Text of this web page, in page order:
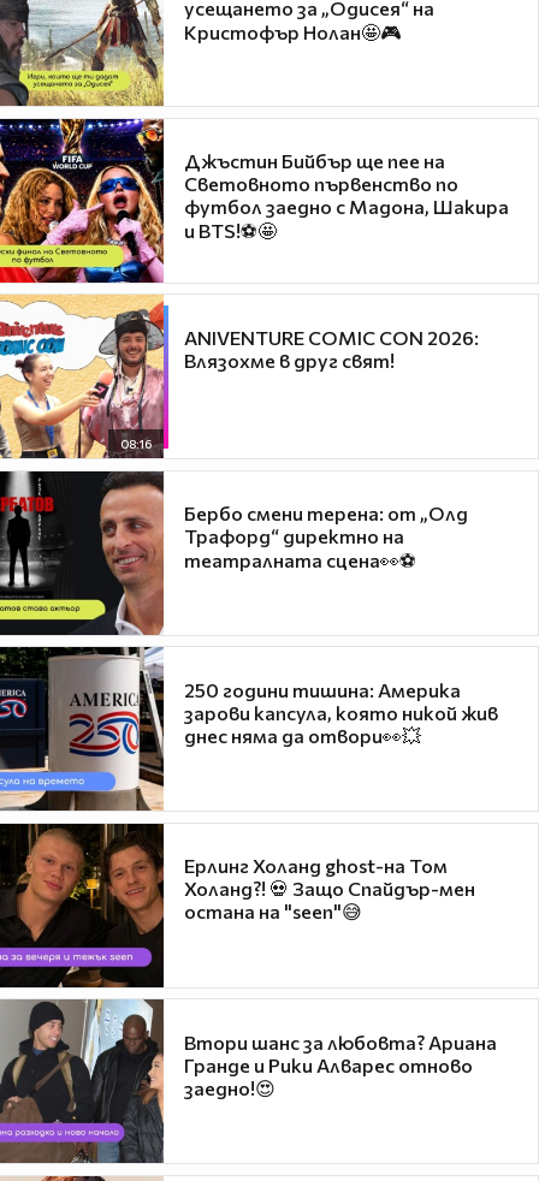
усещането за „Одисея“ на
Кристофър Нолан🤩🎮
Джъстин Бийбър ще пее на
Световното първенство по
футбол заедно с Мадона, Шакира
и BTS!⚽🤩
08:16
ANIVENTURE COMIC CON 2026:
Влязохме в друг свят!
Бербо смени терена: от „Олд
Трафорд“ директно на
театралната сцена👀⚽
250 години тишина: Америка
зарови капсула, която никой жив
днес няма да отвори👀💥
Ерлинг Холанд ghost-на Том
Холанд?! 💀 Защо Спайдър-мен
остана на "seen"😅
Втори шанс за любовта? Ариана
Гранде и Рики Алварес отново
заедно!😍